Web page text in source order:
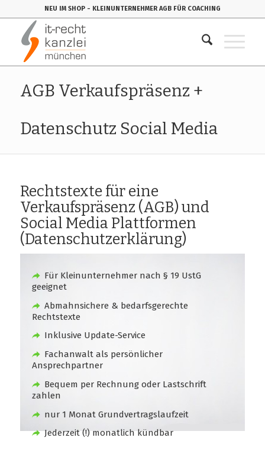
NEU IM SHOP - KLEINUNTERNEHMER AGB FÜR COACHING
AGB Verkaufspräsenz +
Datenschutz Social Media
Rechtstexte für eine
Verkaufspräsenz (AGB) und
Social Media Plattformen
(Datenschutzerklärung)
Für Kleinunternehmer nach § 19 UstG
geeignet
Abmahnsichere & bedarfsgerechte
Rechtstexte
Inklusive Update-Service
Fachanwalt als persönlicher
Ansprechpartner
Bequem per Rechnung oder Lastschrift
zahlen
nur 1 Monat Grundvertragslaufzeit
Jederzeit (!) monatlich kündbar